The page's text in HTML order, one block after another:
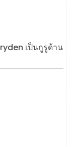
เป็นกูรูด้าน